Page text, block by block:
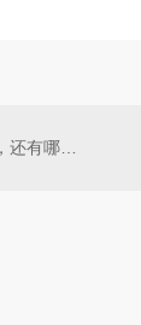
自建房可以做外墙保温吗，还有哪些地方要注意？